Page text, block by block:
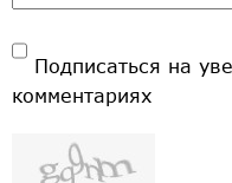
Подписаться на
комментариях